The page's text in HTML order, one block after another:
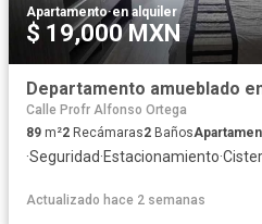
Apartamento·en alquiler
$ 19,000 MXN
Departamento amueblado
Calle Profr Alfonso Ortega
89 m²2 Recámaras2 Baños
·Seguridad·Estacionamiento·
Actualizado hace 2 semanas